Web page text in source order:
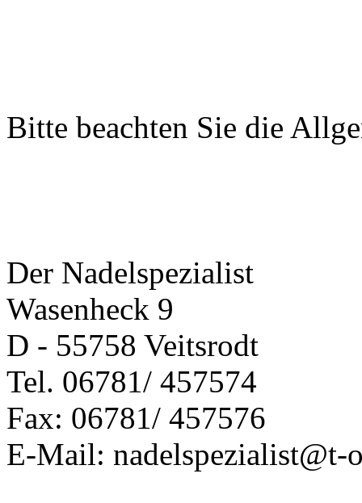
Bitte beachten Sie die
Der Nadelspezialist
Wasenheck 9
D - 55758 Veitsrodt
Tel. 06781/ 457574
Fax: 06781/ 457576
E-Mail: nadelspezialist@t-